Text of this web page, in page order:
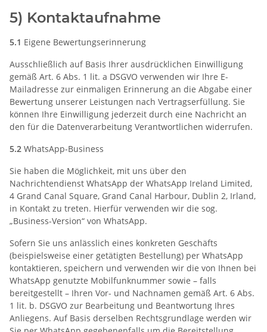
5) Kontaktaufnahme
5.1 Eigene Bewertungserinnerung
Ausschließlich auf Basis Ihrer ausdrücklichen Einwilligung
gemäß Art. 6 Abs. 1 lit. a DSGVO verwenden wir Ihre E-
Mailadresse zur einmaligen Erinnerung an die Abgabe einer
Bewertung unserer Leistungen nach Vertragserfüllung. Sie
können Ihre Einwilligung jederzeit durch eine Nachricht an
den für die Datenverarbeitung Verantwortlichen widerrufen.
5.2 WhatsApp-Business
Sie haben die Möglichkeit, mit uns über den
Nachrichtendienst WhatsApp der WhatsApp Ireland Limited,
4 Grand Canal Square, Grand Canal Harbour, Dublin 2, Irland,
in Kontakt zu treten. Hierfür verwenden wir die sog.
„Business-Version“ von WhatsApp.
Sofern Sie uns anlässlich eines konkreten Geschäfts
(beispielsweise einer getätigten Bestellung) per WhatsApp
kontaktieren, speichern und verwenden wir die von Ihnen bei
WhatsApp genutzte Mobilfunknummer sowie – falls
bereitgestellt – Ihren Vor- und Nachnamen gemäß Art. 6 Abs.
1 lit. b. DSGVO zur Bearbeitung und Beantwortung Ihres
Anliegens. Auf Basis derselben Rechtsgrundlage werden wir